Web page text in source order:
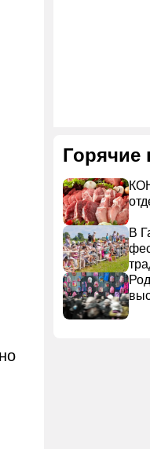
Горячие
В